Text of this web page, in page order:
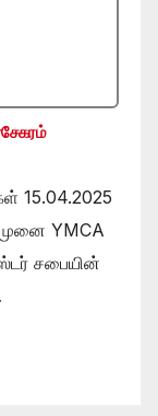
15.04.2025
YMCA
சபையின்